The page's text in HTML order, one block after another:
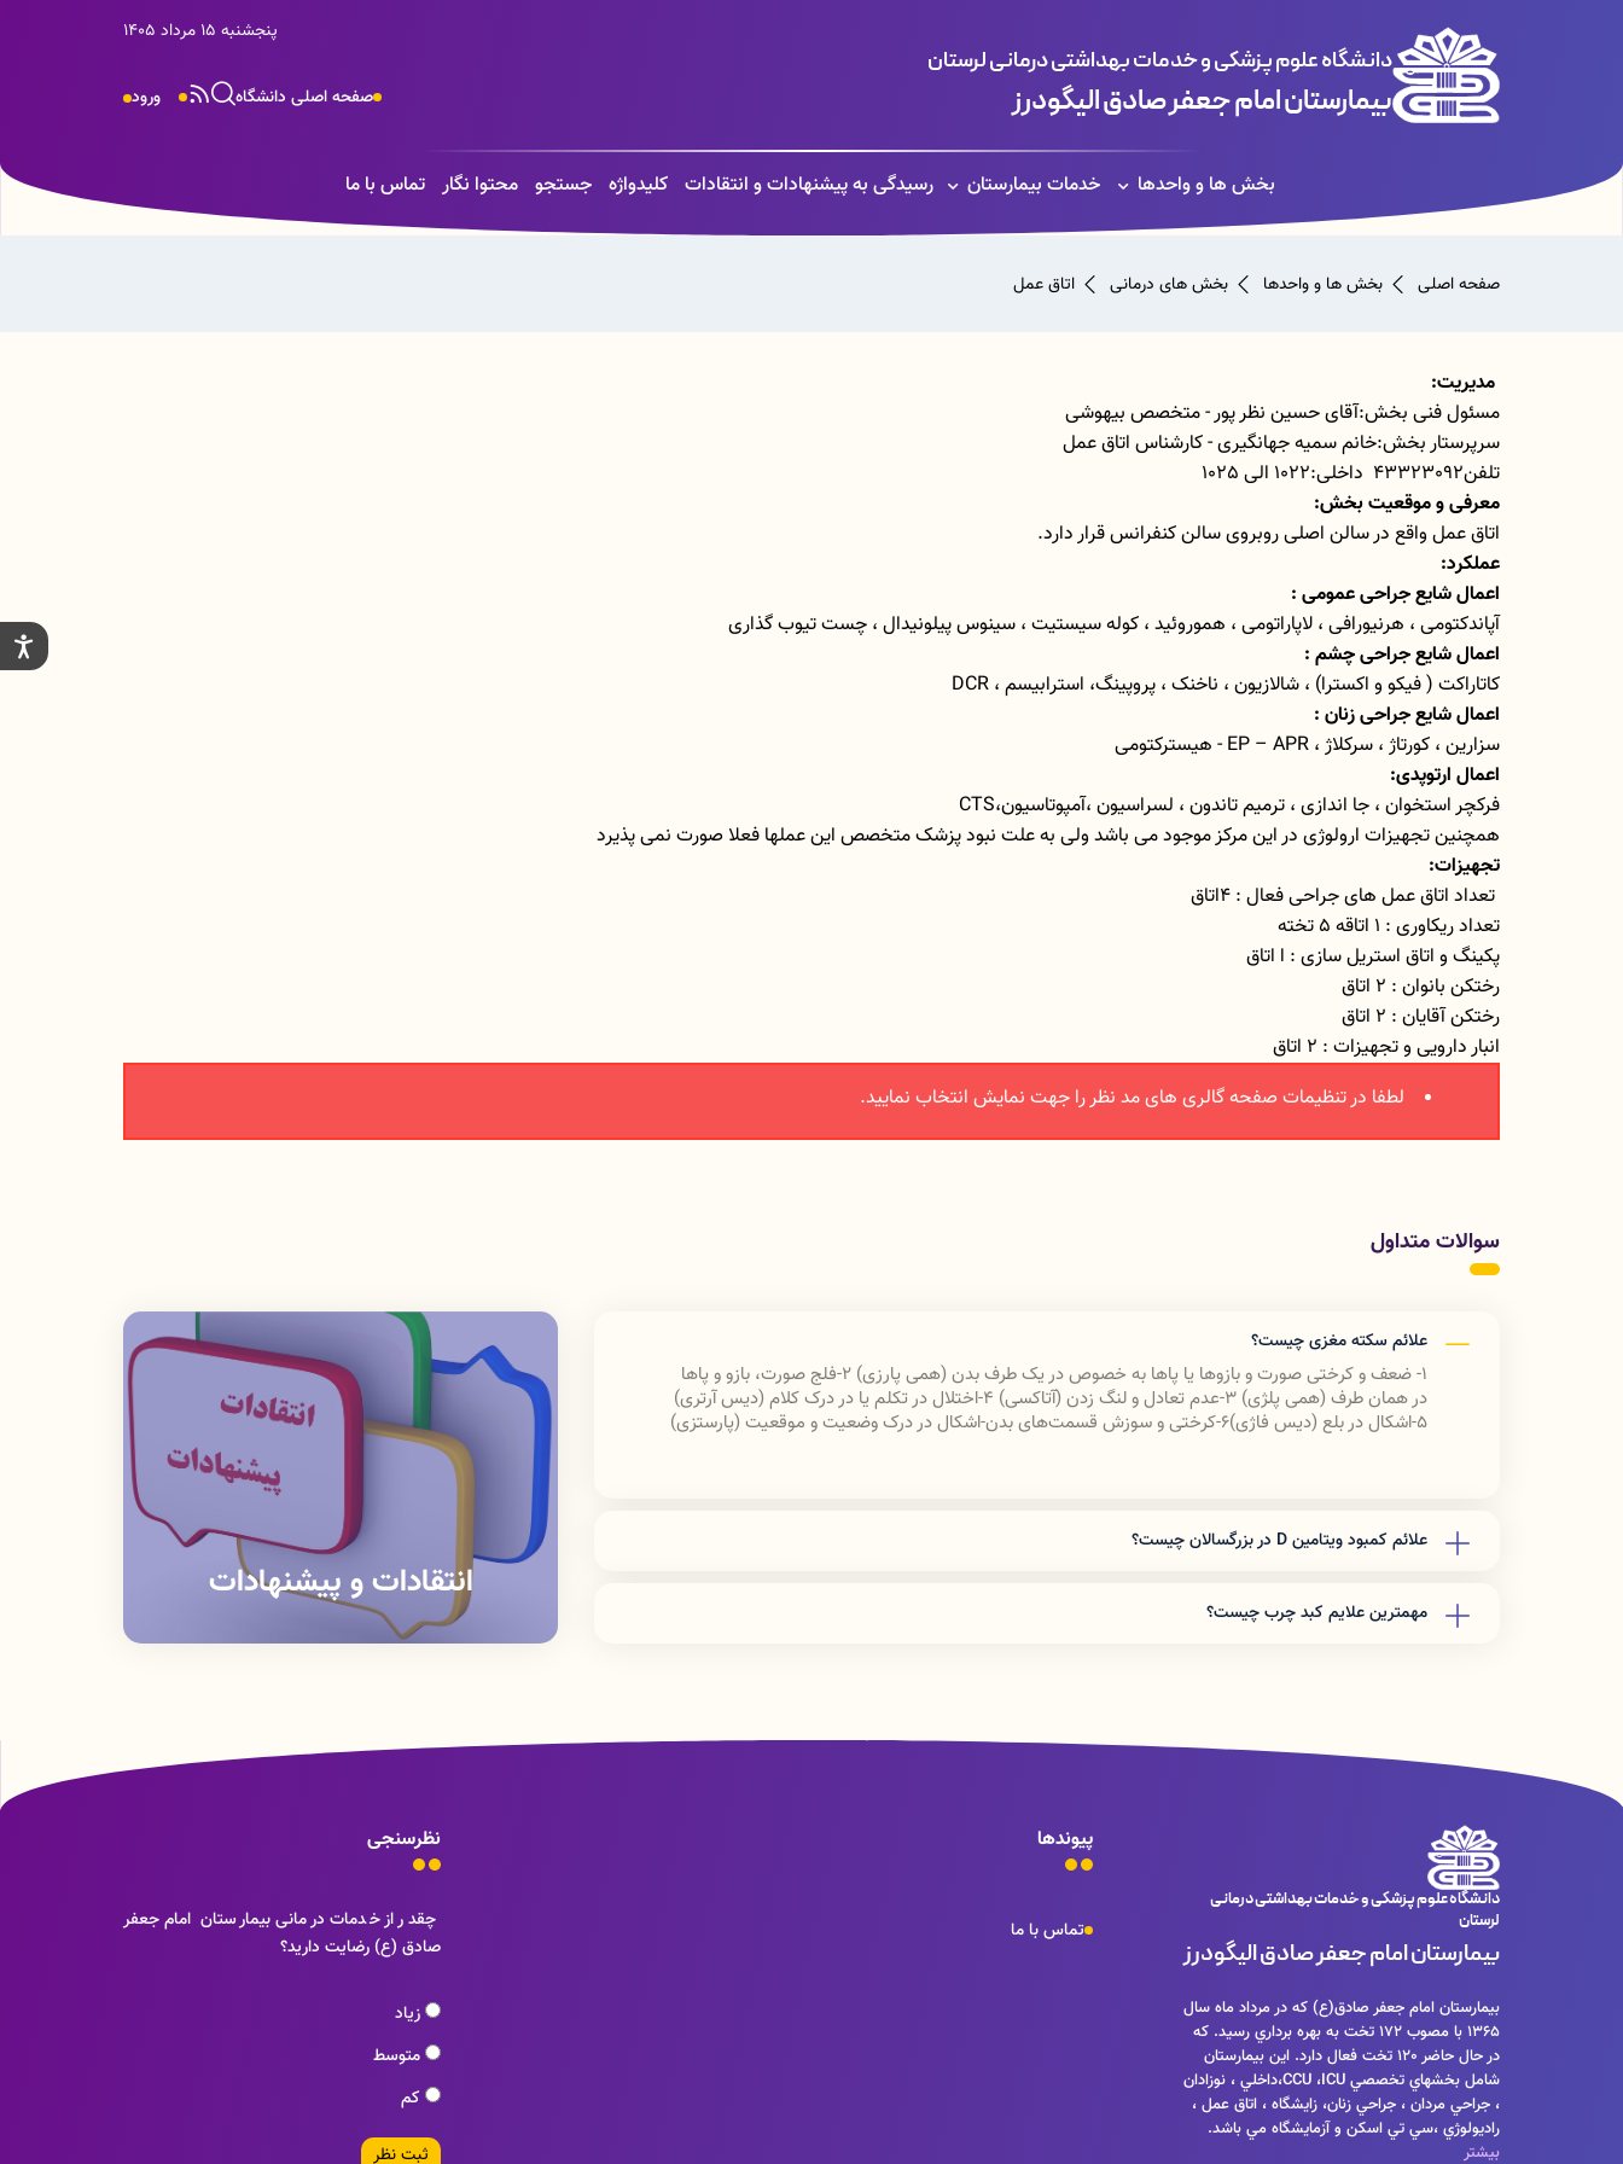
دانشگاه علوم پزشکی و خدمات بهداشتی درمانی لرستان
بیمارستان امام جعفر صادق الیگودرز
پنجشنبه 15 مرداد 1405
ورود صفحه اصلی دانشگاه
بخش ها و واحدها خدمات بیمارستان رسیدگی به پیشنهادات و انتقادات کلیدواژه جستجو محتوا نگار تماس با ما
صفحه اصلی بخش ها و واحدها بخش های درمانی اتاق عمل
مدیریت:
مسئول فنی بخش:آقای حسین نظر پور - متخصص بیهوشی
سرپرستار بخش:خانم سمیه جهانگیری - کارشناس اتاق عمل
تلفن43323092 داخلی:1022 الی 1025
معرفی و موقعیت بخش:
اتاق عمل واقع در سالن اصلی روبروی سالن کنفرانس قرار دارد.
عملکرد:
اعمال شایع جراحی عمومی :
آپاندکتومی ، هرنیورافی ، لاپاراتومی ، هموروئید ، کوله سیستیت ، سینوس پیلونیدال ، چست تیوب گذاری
اعمال شایع جراحی چشم :
کاتاراکت ( فیکو و اکسترا) ، شالازیون ، ناخنک ، پروپینگ، استرابیسم ، DCR
اعمال شایع جراحی زنان :
سزارین ، کورتاژ ، سرکلاژ ، EP – APR - هیسترکتومی
اعمال ارتوپدی:
فرکچر استخوان ، جا اندازی ، ترمیم تاندون ، لسراسیون ،آمپوتاسیون،CTS
همچنین تجهیزات ارولوژی در این مرکز موجود می باشد ولی به علت نبود پزشک متخصص این عملها فعلا صورت نمی پذیرد
تجهیزات:
تعداد ریکاوری : 1 اتاقه 5 تخته
پکینگ و اتاق استریل سازی : ا اتاق
رختکن بانوان : 2 اتاق
رختکن آقایان : 2 اتاق
انبار دارویی و تجهیزات : 2 اتاق
لطفا در تنظیمات صفحه گالری های مد نظر را جهت نمایش انتخاب نمایید.
سوالات متداول
علائم سکته مغزی چیست؟
1- ضعف و کرختی صورت و بازوها یا پاها به خصوص در یک طرف بدن (همی پارزی) 2-
فلج صورت، بازو و پاها
در همان طرف (همی پلژی) 3-
عدم تعادل و لنگ زدن (آتاکسی) 4- اختلال در تکلم یا در درک کلام (دیس آرتری)
5- اشکال در بلع (دیس فاژی)6- کرختی و سوزش قسمت‌های بدن-اشکال در درک وضعیت و موقعیت (پارستزی)
علائم کمبود ویتامین D در بزرگسالان چیست؟
مهمترین علایم کبد چرب چیست؟
احساس خارش در پوست ، کبودی و خونریزی سریع
انتقادات و پیشنهادات
دانشگاه علوم پزشکی و خدمات بهداشتی درمانی
لرستان
بیمارستان امام جعفر صادق الیگودرز
بيمارستان امام جعفر صادق(ع) كه در مرداد ماه سال
1365 با مصوب 172 تخت به بهره برداري رسيد. كه
در حال حاضر 120 تخت فعال دارد. اين بيمارستان
شامل بخشهاي تخصصي CCU ،ICU،داخلي ، نوزادان
، جراحي مردان ، جراحي زنان، زايشگاه ، اتاق عمل ،
راديولوژي ،سي تي اسكن و آزمايشگاه مي باشد.
بیشتر
پیوندها
تماس با ما
نظرسنجی
چقدر از خدمات درمانی بیمارستان امام جعفر
صادق (ع) رضایت دارید؟
زیاد
متوسط
کم
ثبت نظر